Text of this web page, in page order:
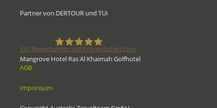
Partner von DERTOUR und TUI
121 Bewertungen auf ProvenExpert.com
Mangrove Hotel Ras Al Khaimah Golfhotel
AGB
Impressum